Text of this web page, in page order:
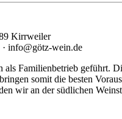
Kirrweiler
info@götz-wein.de
Familienbetrieb geführt.
somit die besten
wir an der südlichen